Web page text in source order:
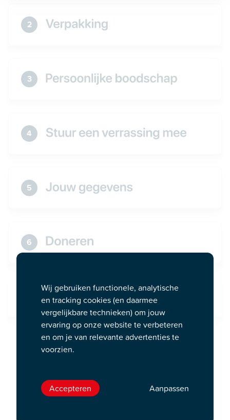
2
3
4
5
6
Wij gebruiken functionele, analytische
en tracking cookies (en daarmee
vergelijkbare technieken) om jouw
ervaring op onze website te verbeteren
en om je van relevante advertenties te
voorzien.
Accepteren Aanpassen